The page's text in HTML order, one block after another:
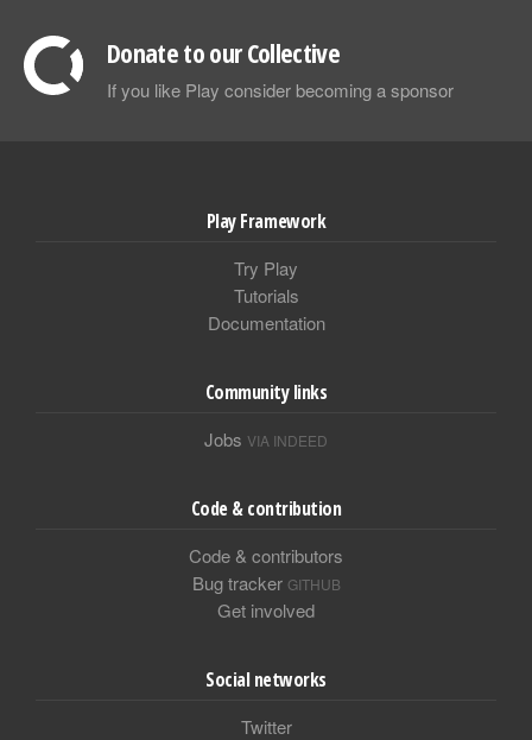
Donate to our Collective
If you like Play consider becoming a sponsor
Play Framework
Try Play
Tutorials
Documentation
Community links
Jobs VIA INDEED
Code & contribution
Code & contributors
Bug tracker GITHUB
Get involved
Social networks
Twitter